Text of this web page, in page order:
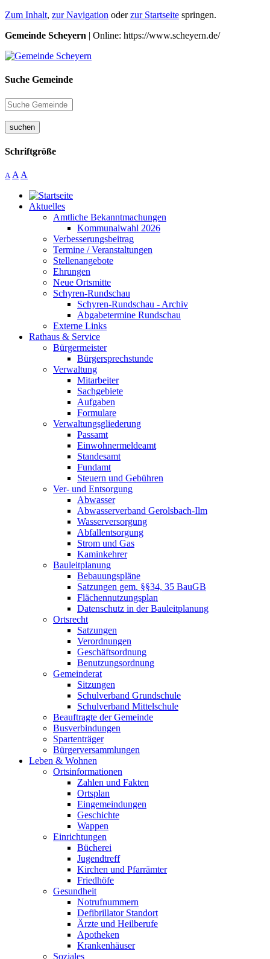
Zum Inhalt, zur Navigation oderzur Startseite springen.
Gemeinde Scheyern | Online: https://www.scheyern.de/
Suche Gemeinde
suchen
Schriftgröße
A A A
Aktuelles
Amtliche Bekanntmachungen
Kommunalwahl 2026
Verbesserungsbeitrag
Termine / Veranstaltungen
Stellenangebote
Ehrungen
Neue Ortsmitte
Schyren-Rundschau
Schyren-Rundschau - Archiv
Abgabetermine Rundschau
Externe Links
Rathaus & Service
Bürgermeister
Bürgersprechstunde
Verwaltung
Mitarbeiter
Sachgebiete
Aufgaben
Formulare
Verwaltungsgliederung
Passamt
Einwohnermeldeamt
Standesamt
Fundamt
Steuern und Gebühren
Ver- und Entsorgung
Abwasser
Abwasserverband Gerolsbach-Ilm
Wasserversorgung
Abfallentsorgung
Strom und Gas
Kaminkehrer
Bauleitplanung
Bebauungspläne
Satzungen gem. §§34, 35 BauGB
Flächennutzungsplan
Datenschutz in der Bauleitplanung
Ortsrecht
Satzungen
Verordnungen
Geschäftsordnung
Benutzungsordnung
Gemeinderat
Sitzungen
Schulverband Grundschule
Schulverband Mittelschule
Beauftragte der Gemeinde
Busverbindungen
Spartenträger
Bürgerversammlungen
Leben & Wohnen
Ortsinformationen
Zahlen und Fakten
Ortsplan
Eingemeindungen
Geschichte
Wappen
Einrichtungen
Bücherei
Jugendtreff
Kirchen und Pfarrämter
Friedhöfe
Gesundheit
Notrufnummern
Defibrillator Standort
Ärzte und Heilberufe
Apotheken
Krankenhäuser
Soziales